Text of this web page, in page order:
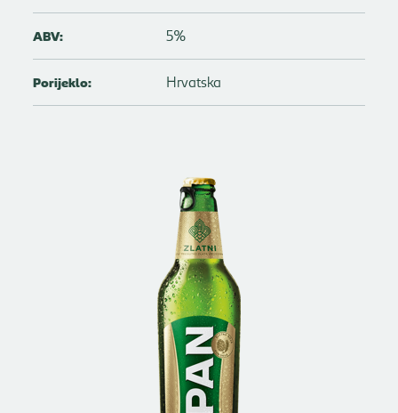
ABV: 5%
Porijeklo: Hrvatska